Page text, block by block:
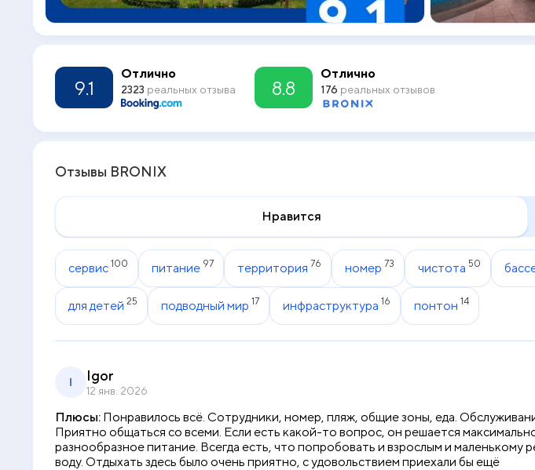
9.1
Отлично
2323 реальных отзыва 8.8
Отлично
176 реальных отзывов
Отзывы BRONIX
Нравится
сервис 100 питание 97 территория 76 номер 73 чистота 50
для детей 25 подводный мир 17 инфраструктура 16 понтон 14
I Igor
12 янв. 2026
Плюсы: Понравилось всё. Сотрудники, номер, пляж, общие зоны, еда.
Приятно общаться со всеми. Если есть какой-то вопрос, он решается
разнообразное питание. Всегда есть, что попробовать и взрослым и
воду. Отдыхать здесь было очень приятно, с удовольствием приехали бы ещё